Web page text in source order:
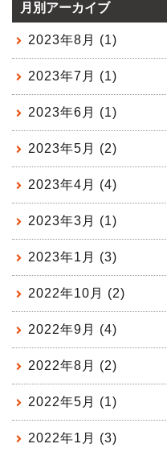
月別アーカイブ
2023年8月 (1)
2023年7月 (1)
2023年6月 (1)
2023年5月 (2)
2023年4月 (4)
2023年3月 (1)
2023年1月 (3)
2022年10月 (2)
2022年9月 (4)
2022年8月 (2)
2022年5月 (1)
2022年1月 (3)